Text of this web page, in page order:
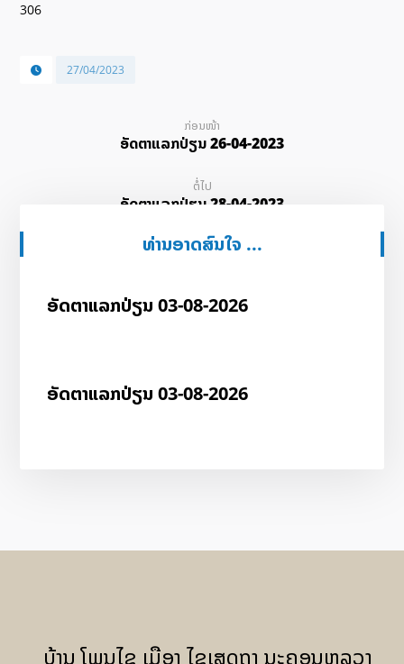
306
27/04/2023
ກ່ອນໜ້າ
ອັດ​ຕາ​ແລກ​ປ່ຽນ 26-04-2023
ຕໍ່ໄປ
ອັດ​ຕາ​ແລກ​ປ່ຽນ 28-04-2023
ທ່ານອາດສົນໃຈ ...
ອັດ​ຕາ​ແລກ​ປ່ຽນ 03-08-2026
ອັດ​ຕາ​ແລກ​ປ່ຽນ 03-08-2026
ບ້ານ ໂພນໄຊ ເມືອງ ໄຊເສດຖາ ນະຄອນຫລວງ